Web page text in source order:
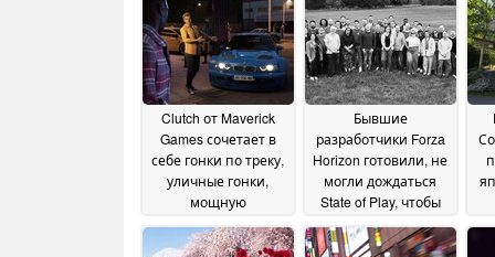
Clutch от Maverick
Games сочетает в
себе гонки по треку,
уличные гонки,
мощную
ограбления03 June
Бывшие
разработчики Forza
Horizon готовили, не
могли дождаться
State of Play, чтобы
AAA-проект28 May 2026